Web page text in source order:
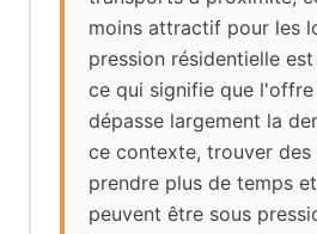
moins attractif pour les
pression résidentielle
ce qui signifie que
dépasse largement la
ce contexte, trouver
prendre plus de temps
peuvent être sous